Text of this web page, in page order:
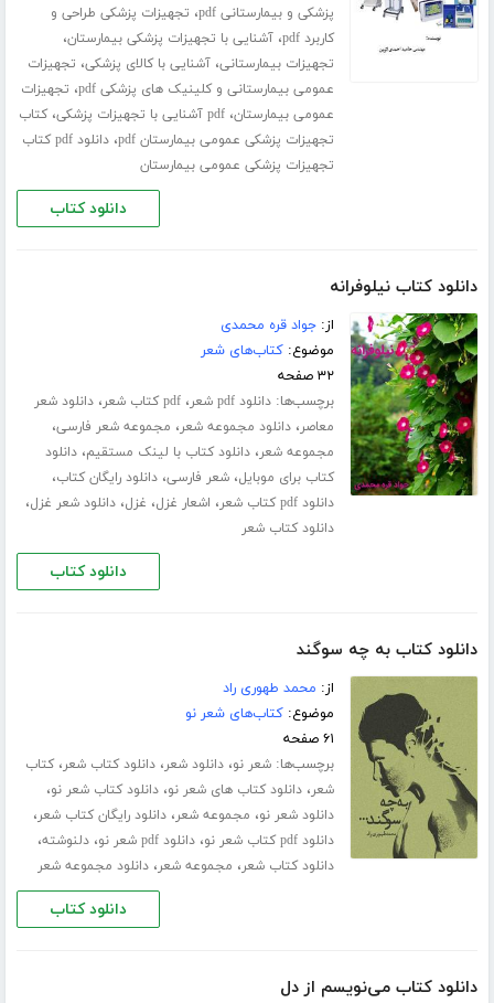
پزشکی و بیمارستانی pdf
، تجهیزات پزشکی طراحی و
کاربرد pdf
،آشنایی با تجهیزات پزشکی بیمارستان،
تجهیزات بیمارستانی،آشنایی با کالای پزشکی، تجهیزات
عمومی بیمارستانی و کلینیک های پزشکی pdf
، تجهیزات
عمومی بیمارستان،pdf آشنایی با تجهیزات پزشکی ،کتاب
تجهیزات پزشکی عمومی بیمارستان pdf
،
دانلود pdf کتاب
تجهیزات پزشکی عمومی بیمارستان
دانلود کتاب
دانلود کتاب نیلوفرانه
از:جواد قره محمدی
موضوع:کتاب‌های شعر
۳۲ صفحه
برچسب‌ها:دانلود pdf شعر ،pdf کتاب شعر ،دانلود شعر
معاصر،دانلود مجموعه شعر، مجموعه شعر فارسی،
مجموعه شعر،دانلود کتاب با لینک مستقیم،دانلود
کتاب برای موبایل،شعر فارسی،دانلود رایگان کتاب،
دانلود pdf کتاب شعر ، اشعار غزل، غزل،دانلود شعر غزل،
دانلود کتاب شعر
دانلود کتاب
دانلود کتاب به چه سوگند
از: محمد طهوری راد
موضوع:کتاب‌های شعر نو
۶۱ صفحه
برچسب‌ها:شعر نو،دانلود شعر،دانلود کتاب شعر،کتاب
شعر،دانلود کتاب های شعر نو،دانلود کتاب شعر نو،
دانلود شعر نو، مجموعه شعر،دانلود رایگان کتاب شعر،
دانلود pdf کتاب شعر نو ،دانلود pdf شعر نو ،دلنوشته،
دانلود کتاب شعر، مجموعه شعر،دانلود مجموعه شعر
دانلود کتاب
دانلود کتاب می‌نویسم از دل